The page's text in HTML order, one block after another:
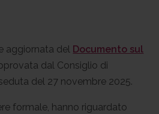
aggiornata del Documento sul
dal Consiglio di
del 27 novembre 2025.
formale, hanno riguardato